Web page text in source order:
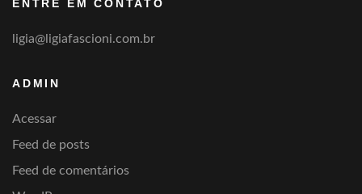
ENTRE EM CONTATO
ligia@ligiafascioni.com.br
ADMIN
Acessar
Feed de posts
Feed de comentários